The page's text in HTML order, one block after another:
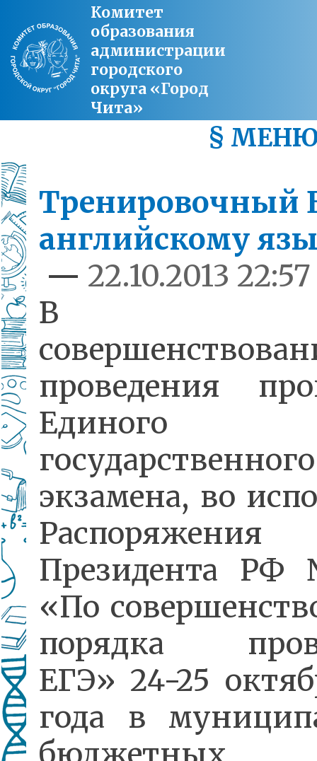
Комитет
образования
администрации
городского
округа «Город
Чита»
§
Тренировочный
английскому
— 22.10.2013 22:57
В
проведения
Единого
государственного
экзамена, во
Распоряжения
Президента
«По
порядка
ЕГЭ» 24-25
года в